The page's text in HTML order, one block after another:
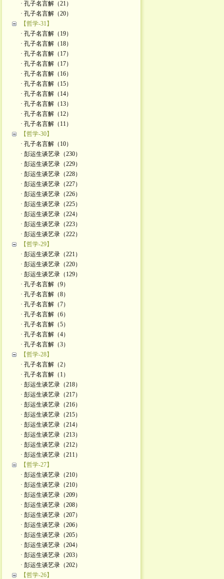
· 孔子名言解（21）
· 孔子名言解（20）
【哲学-31】
· 孔子名言解（19）
· 孔子名言解（18）
· 孔子名言解（17）
· 孔子名言解（17）
· 孔子名言解（16）
· 孔子名言解（15）
· 孔子名言解（14）
· 孔子名言解（13）
· 孔子名言解（12）
· 孔子名言解（11）
【哲学-30】
· 孔子名言解（10）
· 彭运生谈艺录（230）
· 彭运生谈艺录（229）
· 彭运生谈艺录（228）
· 彭运生谈艺录（227）
· 彭运生谈艺录（226）
· 彭运生谈艺录（225）
· 彭运生谈艺录（224）
· 彭运生谈艺录（223）
· 彭运生谈艺录（222）
【哲学-29】
· 彭运生谈艺录（221）
· 彭运生谈艺录（220）
· 彭运生谈艺录（129）
· 孔子名言解（9）
· 孔子名言解（8）
· 孔子名言解（7）
· 孔子名言解（6）
· 孔子名言解（5）
· 孔子名言解（4）
· 孔子名言解（3）
【哲学-28】
· 孔子名言解（2）
· 孔子名言解（1）
· 彭运生谈艺录（218）
· 彭运生谈艺录（217）
· 彭运生谈艺录（216）
· 彭运生谈艺录（215）
· 彭运生谈艺录（214）
· 彭运生谈艺录（213）
· 彭运生谈艺录（212）
· 彭运生谈艺录（211）
【哲学-27】
· 彭运生谈艺录（210）
· 彭运生谈艺录（210）
· 彭运生谈艺录（209）
· 彭运生谈艺录（208）
· 彭运生谈艺录（207）
· 彭运生谈艺录（206）
· 彭运生谈艺录（205）
· 彭运生谈艺录（204）
· 彭运生谈艺录（203）
· 彭运生谈艺录（202）
【哲学-26】